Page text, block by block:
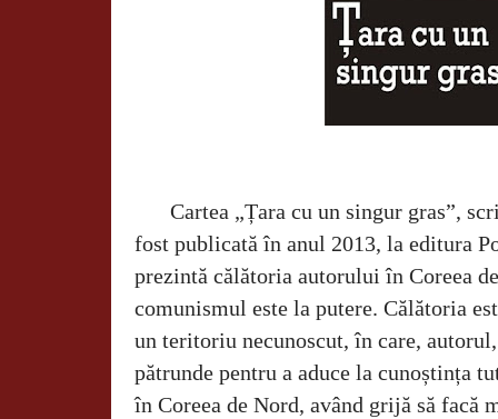
Cartea „Țara cu un singur gras”,
fost publicată în anul 2013, la editura
prezintă călătoria autorului în Coreea
comunismul este la putere. Călătoria
un teritoriu necunoscut, în care,
pătrunde pentru a aduce la cunoștința
în Coreea de Nord, având grijă să facă